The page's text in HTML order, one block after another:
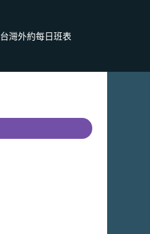
台灣外約每日班表